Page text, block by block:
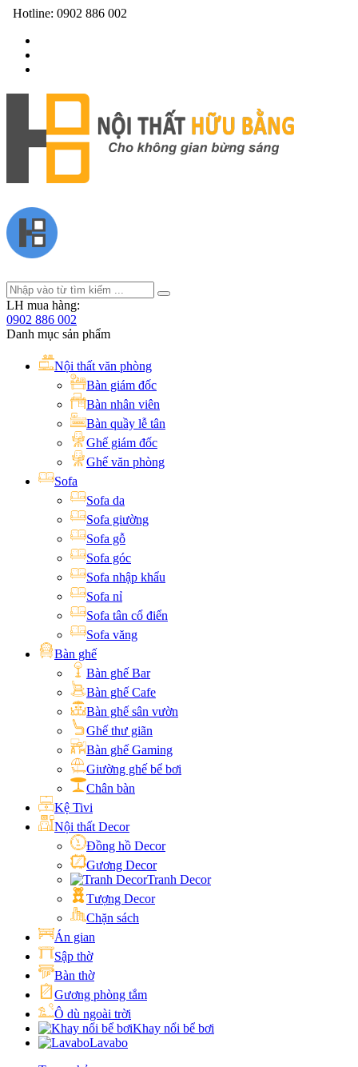
Hotline: 0902 886 002
LH mua hàng:
0902 886 002
Danh mục sản phẩm
Nội thất văn phòng
Bàn giám đốc
Bàn nhân viên
Bàn quầy lễ tân
Ghế giám đốc
Ghế văn phòng
Sofa
Sofa da
Sofa giường
Sofa gỗ
Sofa góc
Sofa nhập khẩu
Sofa nỉ
Sofa tân cổ điển
Sofa văng
Bàn ghế
Bàn ghế Bar
Bàn ghế Cafe
Bàn ghế sân vườn
Ghế thư giãn
Bàn ghế Gaming
Giường ghế bể bơi
Chân bàn
Kệ Tivi
Nội thất Decor
Đồng hồ Decor
Gương Decor
Tranh Decor
Tượng Decor
Chặn sách
Án gian
Sập thờ
Bàn thờ
Gương phòng tắm
Ô dù ngoài trời
Khay nổi bể bơi
Lavabo